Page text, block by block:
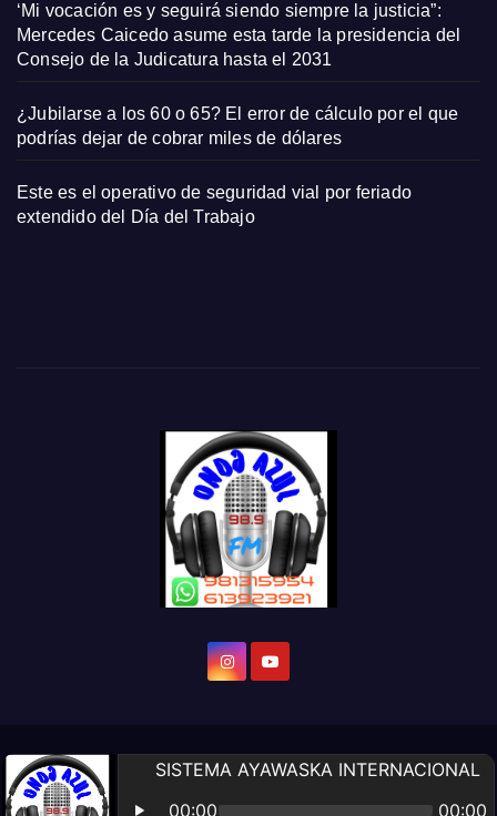
‘Mi vocación es y seguirá siendo siempre la justicia”:
Mercedes Caicedo asume esta tarde la presidencia del
Consejo de la Judicatura hasta el 2031
¿Jubilarse a los 60 o 65? El error de cálculo por el que
podrías dejar de cobrar miles de dólares
Este es el operativo de seguridad vial por feriado
extendido del Día del Trabajo
Diseño Web por:Altomarketing